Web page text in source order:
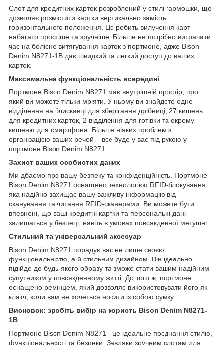
Слот для кредитних карток розроблений у стилі гармошки, що
дозволяє розмістити картки вертикально замість
горизонтального положення. Це робить вилучення карт
набагато простіше та зручніше. Більше не потрібно витрачати
час на болісне витягування карток з портмоне, адже Bison
Denim N8271-1B дає швидкий та легкий доступ до ваших
карток.
Максимальна функціональність всередині
Портмоне Bison Denim N8271 має внутрішній простір, про
який ви можете тільки мріяти. У ньому ви знайдете одне
відділення на блискавці для зберігання дрібниці, 27 кишень
для кредитних карток, 2 відділення для готівки та окрему
кишеню для смартфона. Більше ніяких проблем з
організацією ваших речей – все буде у вас під рукою у
портмоне Bison Denim N8271.
Захист ваших особистих даних
Ми дбаємо про вашу безпеку та конфіденційність. Портмоне
Bison Denim N8271 оснащено технологією RFID-блокування,
яка надійно захищає вашу важливу інформацію від
сканування та читання RFID-сканерами. Ви можете бути
впевнені, що ваші кредитні картки та персональні дані
залишаться у безпеці, навіть в умовах повсякденної метушні.
Стильний та універсальний аксесуар
Bison Denim N8271 порадує вас не лише своєю
функціональністю, а й стильним дизайном. Він ідеально
підійде до будь-якого образу та зможе стати вашим надійним
супутником у повсякденному житті. До того ж, портмоне
оснащено ремінцем, який дозволяє використовувати його як
клатч, коли вам не хочеться носити із собою сумку.
Висновок: зробіть вибір на користь Bison Denim N8271-
1B
Портмоне Bison Denim N8271 - це ідеальне поєднання стилю,
функціональності та безпеки. Завдяки зручним слотам для